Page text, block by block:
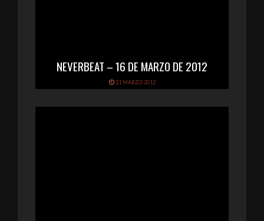
NEVERBEAT – 16 DE MARZO DE 2012
21 MARZO 2012